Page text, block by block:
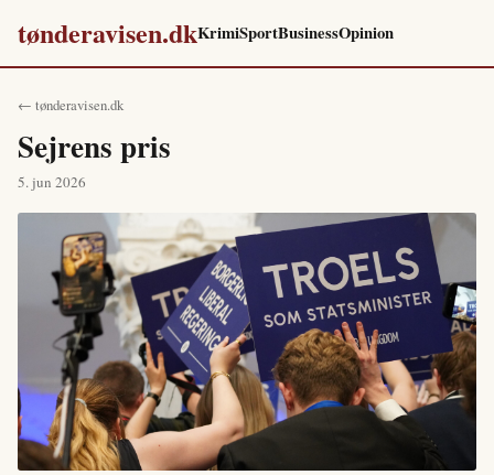
tønderavisen.dkKrimiSportBusinessOpinion
← tønderavisen.dk
Sejrens pris
5. jun 2026